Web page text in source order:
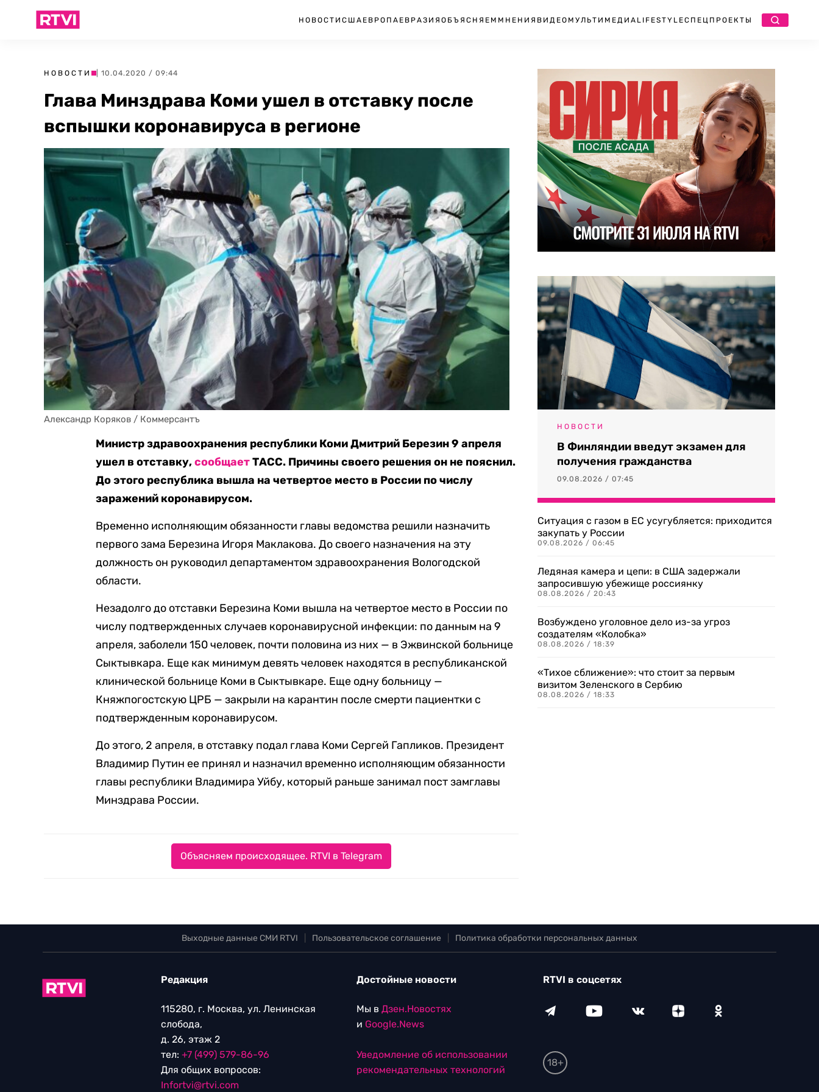
НОВОСТИ США ЕВРОПА ЕВРАЗИЯ ОБЪЯСНЯЕМ МНЕНИЯ ВИДЕО МУЛЬТИМЕДИА LIFESTYLEСПЕЦПРОЕКТЫ
НОВОСТИ | 10.04.2020 / 09:44
Глава Минздрава Коми ушел в отставку после
вспышки коронавируса в регионе
Александр Коряков / Коммерсантъ
Министр здравоохранения республики Коми Дмитрий Березин 9 апреля
ушел в отставку,сообщаетТАСС. Причины своего решения он не пояснил.
До этого республика вышла на четвертое место в России по числу
заражений коронавирусом.
Временно исполняющим обязанности главы ведомства решили назначить
первого зама Березина Игоря Маклакова. До своего назначения на эту
должность он руководил департаментом здравоохранения Вологодской
области.
Незадолго до отставки Березина Коми вышла на четвертое место в России по
числу подтвержденных случаев коронавирусной инфекции: по данным на 9
апреля, заболели 150 человек, почти половина из них — в Эжвинской больнице
Сыктывкара. Еще как минимум девять человек находятся в республиканской
клинической больнице Коми в Сыктывкаре. Еще одну больницу —
Княжпогостскую ЦРБ — закрыли на карантин после смерти пациентки с
подтвержденным коронавирусом.
До этого, 2 апреля, в отставку подал глава Коми Сергей Гапликов. Президент
Владимир Путин ее принял и назначил временно исполняющим обязанности
главы республики Владимира Уйбу, который раньше занимал пост замглавы
Минздрава России.
Объясняем происходящее. RTVI в Telegram
НОВОСТИ
В Финляндии введут экзамен для
получения гражданства
09.08.2026 / 07:45
Ситуация с газом в ЕС усугубляется: приходится
закупать у России
09.08.2026 / 06:45
Ледяная камера и цепи: в США задержали
запросившую убежище россиянку
08.08.2026 / 20:43
Возбуждено уголовное дело из-за угроз
создателям «Колобка»
08.08.2026 / 18:39
«Тихое сближение»: что стоит за первым
визитом Зеленского в Сербию
08.08.2026 / 18:33
Выходные данные СМИ RTVI Пользовательское соглашение Политика обработки персональных данных
Редакция
115280, г. Москва, ул. Ленинская
слобода,
д. 26, этаж 2
тел: +7 (499) 579-86-96
Для общих вопросов:
Infortvi@rtvi.com
Достойные новости
Мы в Дзен.Новостях
и Google.News
Уведомление об использовании
рекомендательных технологий
RTVI в соцсетях
18+